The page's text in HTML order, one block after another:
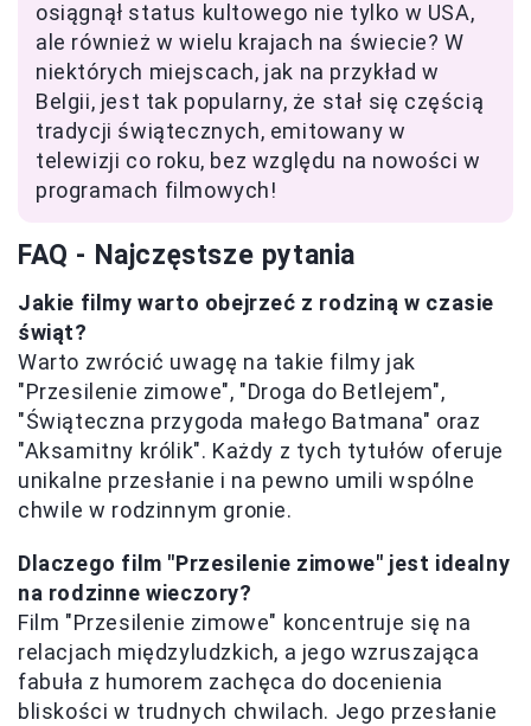
osiągnął status kultowego nie tylko w USA,
ale również w wielu krajach na świecie? W
niektórych miejscach, jak na przykład w
Belgii, jest tak popularny, że stał się częścią
tradycji świątecznych, emitowany w
telewizji co roku, bez względu na nowości w
programach filmowych!
FAQ - Najczęstsze pytania
Jakie filmy warto obejrzeć z rodziną w czasie
świąt?
Warto zwrócić uwagę na takie filmy jak
"Przesilenie zimowe", "Droga do Betlejem",
"Świąteczna przygoda małego Batmana" oraz
"Aksamitny królik". Każdy z tych tytułów oferuje
unikalne przesłanie i na pewno umili wspólne
chwile w rodzinnym gronie.
Dlaczego film "Przesilenie zimowe" jest idealny
na rodzinne wieczory?
Film "Przesilenie zimowe" koncentruje się na
relacjach międzyludzkich, a jego wzruszająca
fabuła z humorem zachęca do docenienia
bliskości w trudnych chwilach. Jego przesłanie